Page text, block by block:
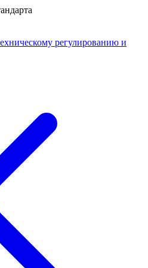
регулированию и